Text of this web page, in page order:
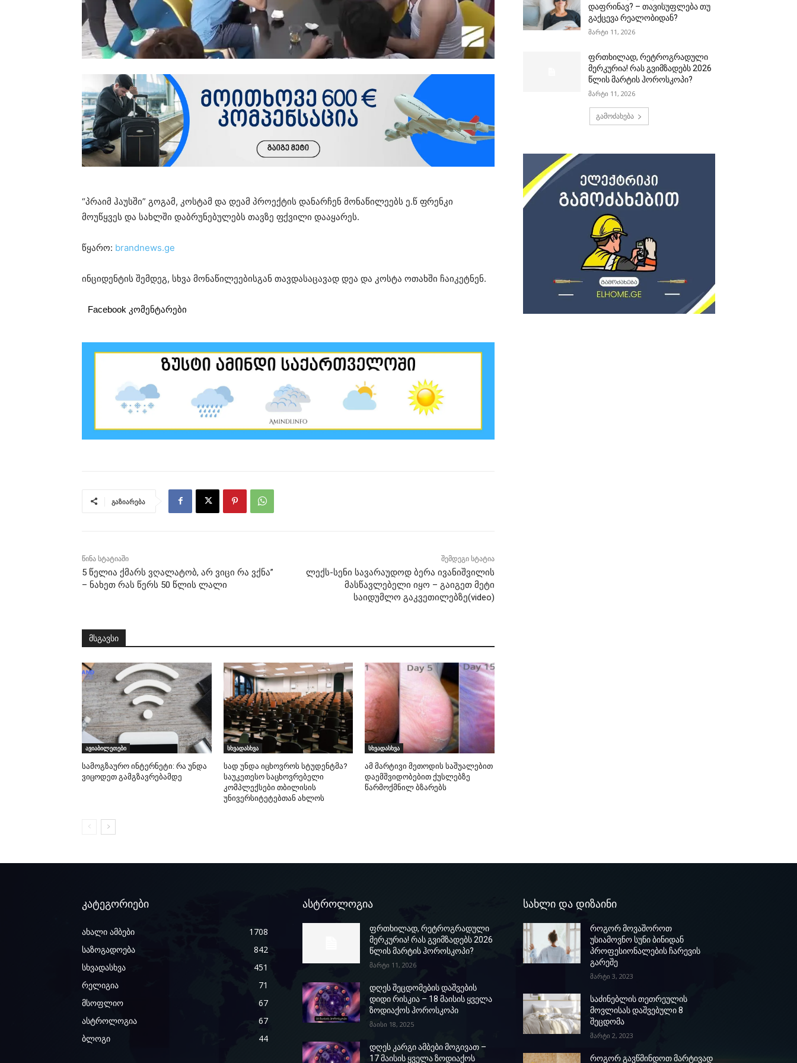
“პრაიმ ჰაუსში” გოგამ, კოსტამ და დეამ პროექტის დანარჩენ მონაწილეებს ე.წ ფრენკი
მოუწყვეს და სახლში დაბრუნებულებს თავზე ფქვილი დააყარეს.
წყარო: brandnews.ge
ინციდენტის შემდეგ, სხვა მონაწილეებისგან თავდასაცავად დეა და კოსტა ოთახში ჩაიკეტნენ.
Facebook კომენტარები
გაზიარება
წინა სტატიაში
5 წელია ქმარს ვღალატობ, არ ვიცი რა ვქნა”
– ნახეთ რას წერს 50 წლის ლალი
შემდეგი სტატია
ლექს-სენი სავარაუდოდ ბერა ივანიშვილის
მასწავლებელი იყო – გაიგეთ მეტი
საიდუმლო გაკვეთილებზე(video)
მსგავსი
ავიაბილეთები
სამოგზაურო ინტერნეტი: რა უნდა
ვიცოდეთ გამგზავრებამდე
სხვადასხვა
სად უნდა იცხოვროს სტუდენტმა?
საუკეთესო საცხოვრებელი
კომპლექსები თბილისის
უნივერსიტეტებთან ახლოს
სხვადასხვა
ამ მარტივი მეთოდის საშუალებით
დაემშვიდობებით ქუსლებზე
წარმოქმნილ ბზარებს
დაფრინავ? – თავისუფლება თუ
გაქცევა რეალობიდან?
მარტი 11, 2026
ფრთხილად, რეტროგრადული
მერკურია! რას გვიმზადებს 2026
წლის მარტის ჰოროსკოპი?
მარტი 11, 2026
გამოძახება
კატეგორიები
ახალი ამბები
1708
საზოგადოება
842
სხვადასხვა
451
რელიგია
71
მსოფლიო
67
ასტროლოგია
67
ბლოგი
44
ასტროლოგია
ფრთხილად, რეტროგრადული
მერკურია! რას გვიმზადებს 2026
წლის მარტის ჰოროსკოპი?
მარტი 11, 2026
დღეს შეცდომების დაშვების
დიდი რისკია – 18 მაისის ყველა
ზოდიაქოს ჰოროსკოპი
მაისი 18, 2025
დღეს კარგი ამბები მოგივათ –
17 მაისის ყველა ზოდიაქოს
სახლი და დიზაინი
როგორ მოვაშოროთ
უსიამოვნო სუნი ბინიდან
პროფესიონალების ჩარევის
გარეშე
მარტი 3, 2023
საძინებლის თეთრეულის
მოვლისას დაშვებული 8
შეცდომა
მარტი 2, 2023
როგორ გავწმინდოთ მარტივად